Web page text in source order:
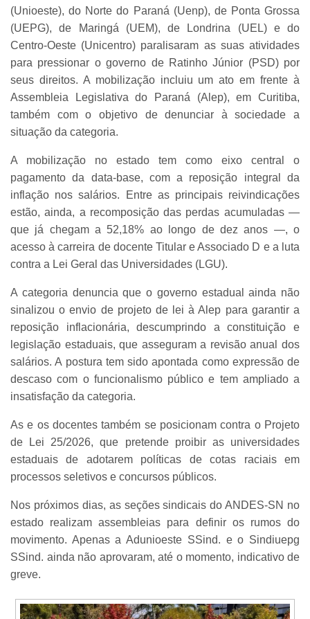
(Unioeste), do Norte do Paraná (Uenp), de Ponta Grossa
(UEPG), de Maringá (UEM), de Londrina (UEL) e do
Centro-Oeste (Unicentro) paralisaram as suas atividades
para pressionar o governo de Ratinho Júnior (PSD) por
seus direitos. A mobilização incluiu um ato em frente à
Assembleia Legislativa do Paraná (Alep), em Curitiba,
também com o objetivo de denunciar à sociedade a
situação da categoria.
A mobilização no estado tem como eixo central o
pagamento da data-base, com a reposição integral da
inflação nos salários. Entre as principais reivindicações
estão, ainda, a recomposição das perdas acumuladas —
que já chegam a 52,18% ao longo de dez anos —, o
acesso à carreira de docente Titular e Associado D e a luta
contra a Lei Geral das Universidades (LGU).
A categoria denuncia que o governo estadual ainda não
sinalizou o envio de projeto de lei à Alep para garantir a
reposição inflacionária, descumprindo a constituição e
legislação estaduais, que asseguram a revisão anual dos
salários. A postura tem sido apontada como expressão de
descaso com o funcionalismo público e tem ampliado a
insatisfação da categoria.
As e os docentes também se posicionam contra o Projeto
de Lei 25/2026, que pretende proibir as universidades
estaduais de adotarem políticas de cotas raciais em
processos seletivos e concursos públicos.
Nos próximos dias, as seções sindicais do ANDES-SN no
estado realizam assembleias para definir os rumos do
movimento. Apenas a Adunioeste SSind. e o Sindiuepg
SSind. ainda não aprovaram, até o momento, indicativo de
greve.